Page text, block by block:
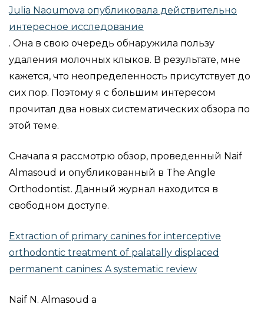
Julia Naoumova опубликовала действительно
интересное исследование
. Она в свою очередь обнаружила пользу
удаления молочных клыков. В результате, мне
кажется, что неопределенность присутствует до
сих пор. Поэтому я с большим интересом
прочитал два новых систематических обзора по
этой теме.
Сначала я рассмотрю обзор, проведенный Naif
Almasoud и опубликованный в The Angle
Orthodontist. Данный журнал находится в
свободном доступе.
Extraction of primary canines for interceptive
orthodontic treatment of palatally displaced
permanent canines: A systematic review
Naif N. Almasoud a